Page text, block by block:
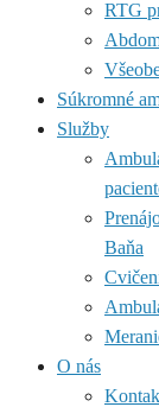
RTG
Súkromné
Služby
Baňa
O nás